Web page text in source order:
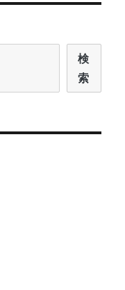
検
索